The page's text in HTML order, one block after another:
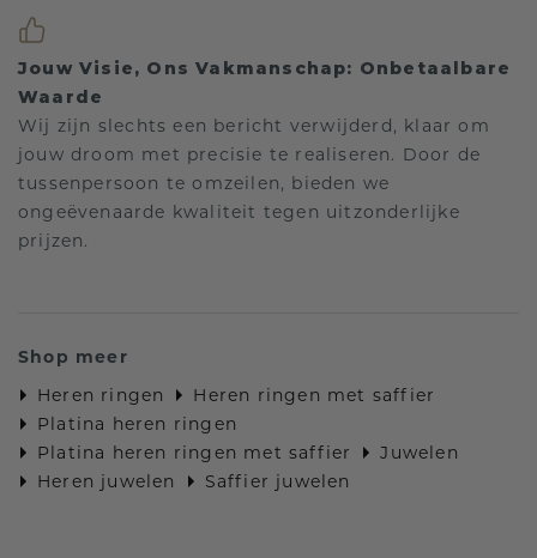
Jouw Visie, Ons Vakmanschap: Onbetaalbare
Waarde
Wij zijn slechts een bericht verwijderd, klaar om
jouw droom met precisie te realiseren. Door de
tussenpersoon te omzeilen, bieden we
ongeëvenaarde kwaliteit tegen uitzonderlijke
prijzen.
Shop meer
Heren ringen
Heren ringen met saffier
Platina heren ringen
Platina heren ringen met saffier
Juwelen
Heren juwelen
Saffier juwelen